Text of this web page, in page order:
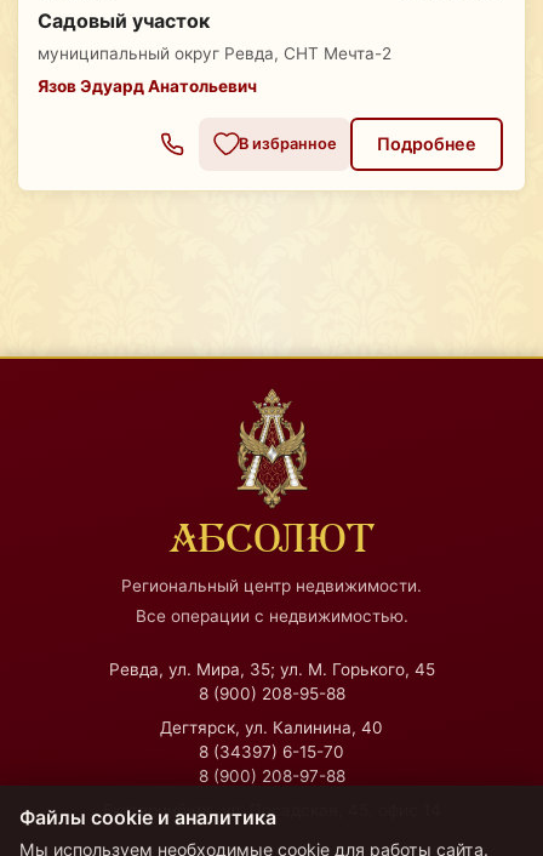
Садовый участок
муниципальный округ Ревда, СНТ Мечта-2
Язов Эдуард Анатольевич
В избранное Подробнее
АБСОЛЮТ
Региональный центр недвижимости.
Все операции с недвижимостью.
Ревда, ул. Мира, 35; ул. М. Горького, 45
8 (900) 208-95-88
Дегтярск, ул. Калинина, 40
8 (34397) 6-15-70
8 (900) 208-97-88
Екатеринбург, ул. Посадская, 45, офис 14
Файлы cookie и аналитика
Мы используем необходимые cookie для работы сайта.